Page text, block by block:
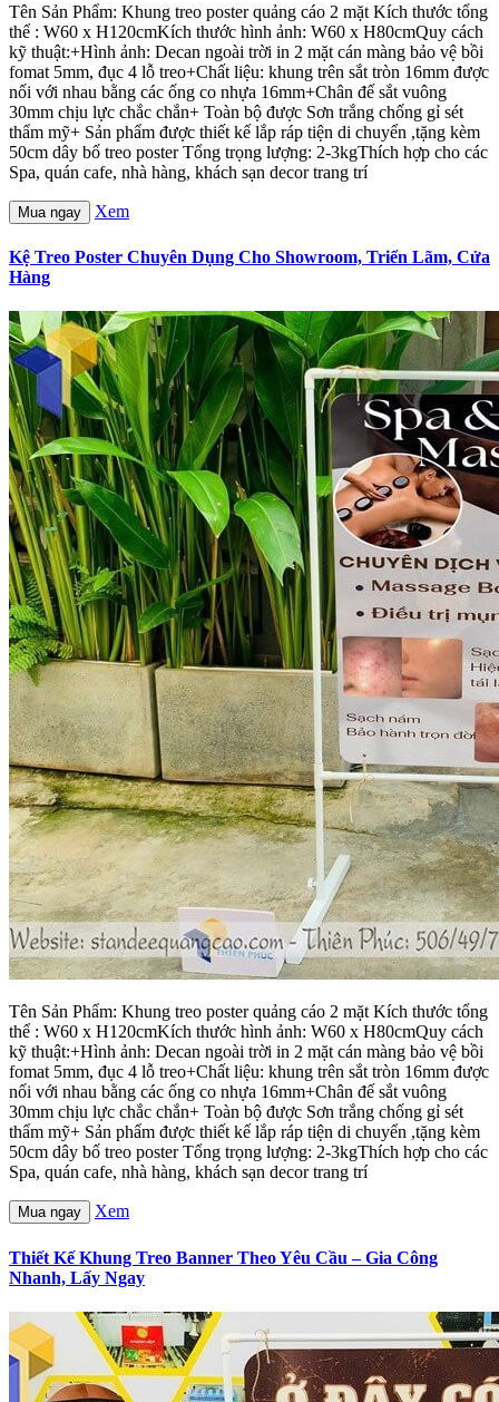
Tên Sản Phẩm: Khung treo poster quảng cáo 2 mặt Kích thước tổng
thể : W60 x H120cmKích thước hình ảnh: W60 x H80cmQuy cách
kỹ thuật:+Hình ảnh: Decan ngoài trời in 2 mặt cán màng bảo vệ bồi
fomat 5mm, đục 4 lỗ treo+Chất liệu: khung trên sắt tròn 16mm được
nối với nhau bằng các ống co nhựa 16mm+Chân đế sắt vuông
30mm chịu lực chắc chắn+ Toàn bộ được Sơn trắng chống gỉ sét
thẩm mỹ+ Sản phẩm được thiết kế lắp ráp tiện di chuyển ,tặng kèm
50cm dây bố treo poster Tổng trọng lượng: 2-3kgThích hợp cho các
Spa, quán cafe, nhà hàng, khách sạn decor trang trí
Mua ngay Xem
Kệ Treo Poster Chuyên Dụng Cho Showroom, Triển Lãm, Cửa
Hàng
Tên Sản Phẩm: Khung treo poster quảng cáo 2 mặt Kích thước tổng
thể : W60 x H120cmKích thước hình ảnh: W60 x H80cmQuy cách
kỹ thuật:+Hình ảnh: Decan ngoài trời in 2 mặt cán màng bảo vệ bồi
fomat 5mm, đục 4 lỗ treo+Chất liệu: khung trên sắt tròn 16mm được
nối với nhau bằng các ống co nhựa 16mm+Chân đế sắt vuông
30mm chịu lực chắc chắn+ Toàn bộ được Sơn trắng chống gỉ sét
thẩm mỹ+ Sản phẩm được thiết kế lắp ráp tiện di chuyển ,tặng kèm
50cm dây bố treo poster Tổng trọng lượng: 2-3kgThích hợp cho các
Spa, quán cafe, nhà hàng, khách sạn decor trang trí
Mua ngay Xem
Thiết Kế Khung Treo Banner Theo Yêu Cầu – Gia Công
Nhanh, Lấy Ngay